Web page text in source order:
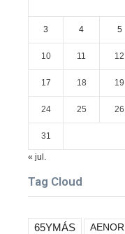
3 4 5
10 11 12
17 18 19
24 25 26
31
« jul.
Tag Cloud
65YMÁS AENOR